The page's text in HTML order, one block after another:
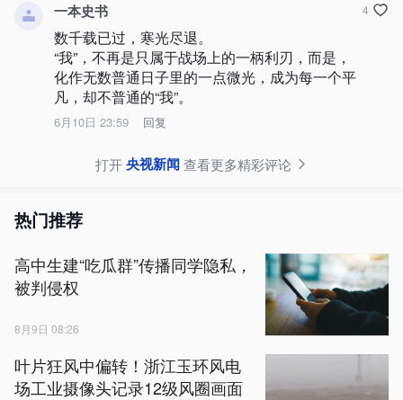
一本史书
数千载已过，寒光尽退。
“我”，不再是只属于战场上的一柄利刃，而是，
化作无数普通日子里的一点微光，成为每一个平
凡，却不普通的“我”。
6月10日 23:59 回复
4
打开央视新闻查看更多精彩评论
热门推荐
高中生建“吃瓜群”传播同学隐私，
被判侵权
8月9日 08:26
叶片狂风中偏转！浙江玉环风电
场工业摄像头记录12级风圈画面